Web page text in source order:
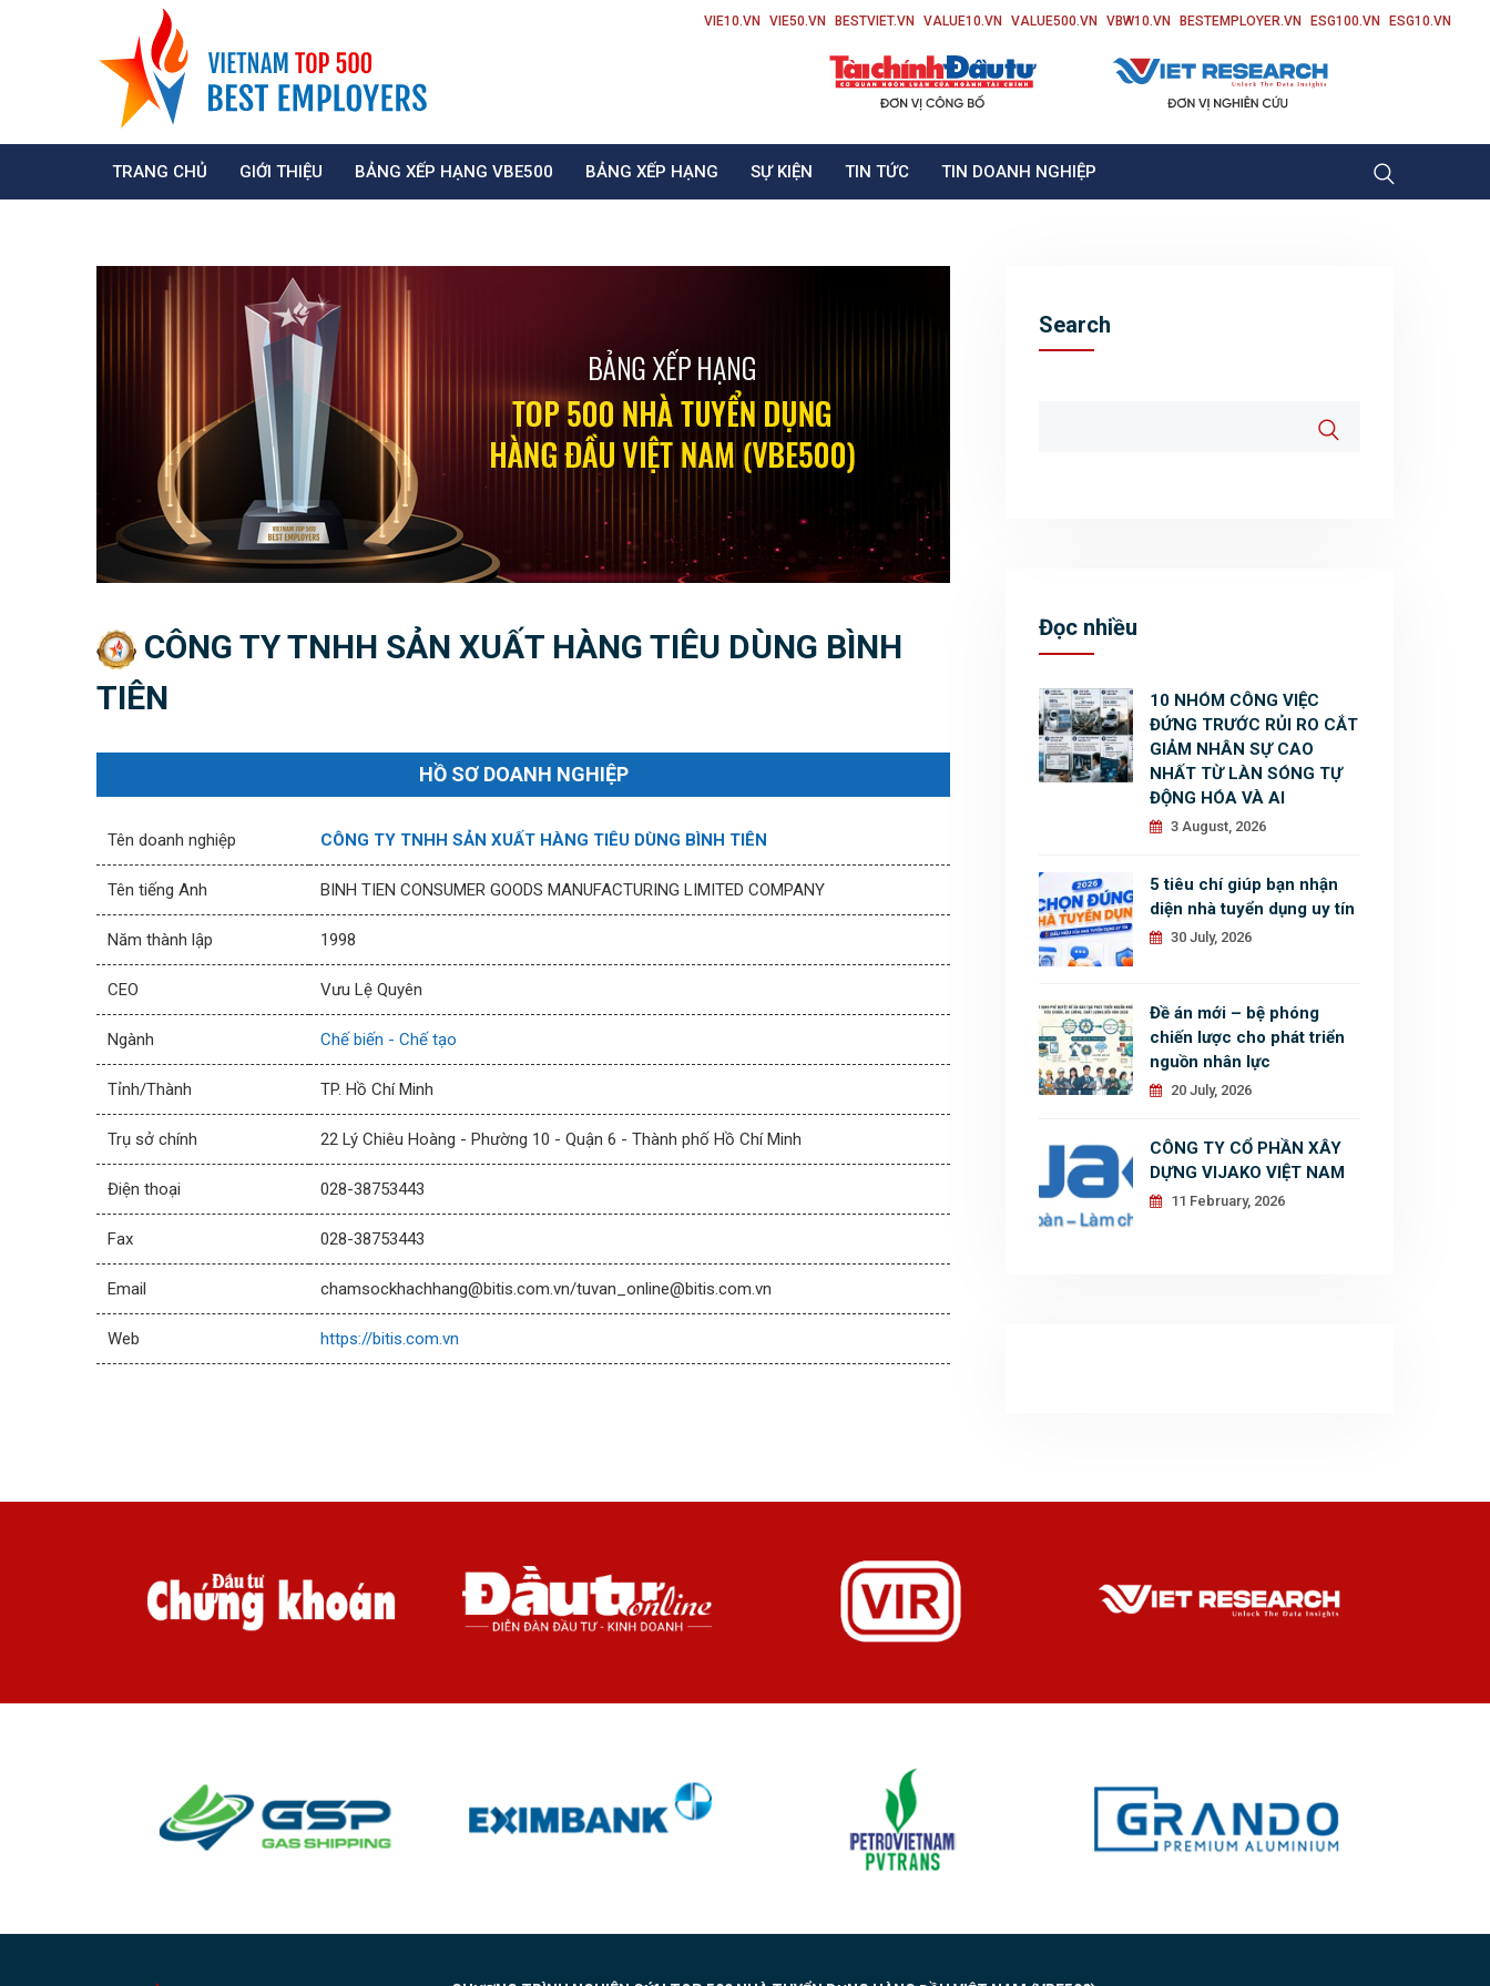
VIE10.VN VIE50.VN BESTVIET.VN VALUE10.VN VALUE500.VN VBW10.VN BESTEMPLOYER.VN ESG100.VN ESG10.VN
TRANG CHỦ GIỚI THIỆU BẢNG XẾP HẠNG VBE500 BẢNG XẾP HẠNG SỰ KIỆN TIN TỨC TIN DOANH NGHIỆP
CÔNG TY TNHH SẢN XUẤT HÀNG TIÊU DÙNG BÌNH
TIÊN
HỒ SƠ DOANH NGHIỆP
Tên doanh nghiệp CÔNG TY TNHH SẢN XUẤT HÀNG TIÊU DÙNG BÌNH TIÊN
Tên tiếng Anh BINH TIEN CONSUMER GOODS MANUFACTURING LIMITED COMPANY
Năm thành lập 1998
CEO Vưu Lệ Quyên
Ngành Chế biến - Chế tạo
Tỉnh/Thành TP. Hồ Chí Minh
Trụ sở chính 22 Lý Chiêu Hoàng - Phường 10 - Quận 6 - Thành phố Hồ Chí Minh
Điện thoại 028-38753443
Fax 028-38753443
Email chamsockhachhang@bitis.com.vn/tuvan_online@bitis.com.vn
Web https://bitis.com.vn
Search
Đọc nhiều
10 NHÓM CÔNG VIỆC
ĐỨNG TRƯỚC RỦI RO CẮT
GIẢM NHÂN SỰ CAO
NHẤT TỪ LÀN SÓNG TỰ
ĐỘNG HÓA VÀ AI
3 August, 2026
5 tiêu chí giúp bạn nhận
diện nhà tuyển dụng uy tín
30 July, 2026
Đề án mới – bệ phóng
chiến lược cho phát triển
nguồn nhân lực
20 July, 2026
CÔNG TY CỔ PHẦN XÂY
DỰNG VIJAKO VIỆT NAM
11 February, 2026